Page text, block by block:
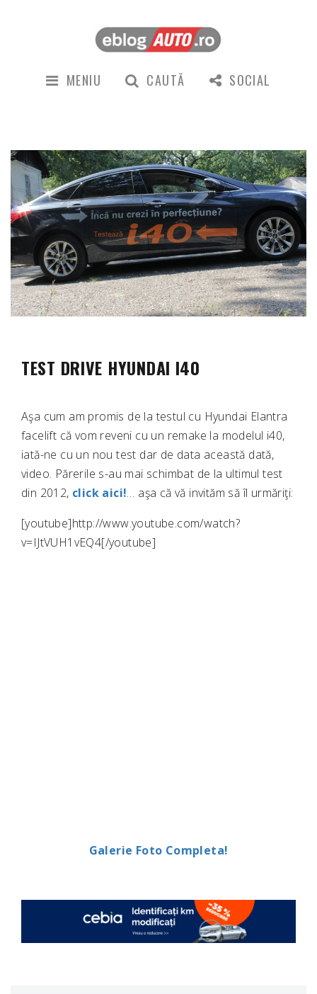
MENIU CAUTĂ SOCIAL
TEST DRIVE HYUNDAI I40
Aşa cum am promis de la testul cu Hyundai Elantra
facelift că vom reveni cu un remake la modelul i40,
iată-ne cu un nou test dar de data această dată,
video. Părerile s-au mai schimbat de la ultimul test
din 2012, click aici!… aşa că vă invităm să îl urmăriţi:
[youtube]http://www.youtube.com/watch?
v=IJtVUH1vEQ4[/youtube]
Galerie Foto Completa!